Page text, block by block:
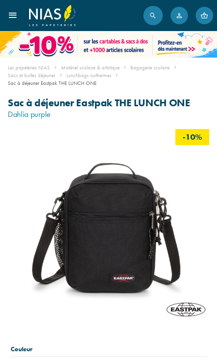
Les papeteries NIAS Matériel scolaire & artistique
Bagagerie scolaire
Sacs et boîtes déjeuner
Lunchbags isothermes
Sac à déjeuner Eastpak THE LUNCH ONE
Sac à déjeuner Eastpak THE LUNCH ONE
Dahlia purple
-10%
Couleur